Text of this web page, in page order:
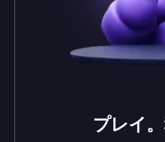
プレイ。